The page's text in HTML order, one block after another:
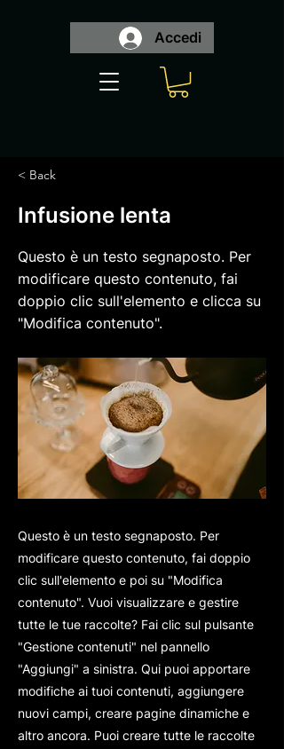
Accedi
< Back
Infusione lenta
Questo è un testo segnaposto. Per
modificare questo contenuto, fai
doppio clic sull'elemento e clicca su
"Modifica contenuto".
Questo è un testo segnaposto. Per
modificare questo contenuto, fai doppio
clic sull'elemento e poi su "Modifica
contenuto". Vuoi visualizzare e gestire
tutte le tue raccolte? Fai clic sul pulsante
"Gestione contenuti" nel pannello
"Aggiungi" a sinistra. Qui puoi apportare
modifiche ai tuoi contenuti, aggiungere
nuovi campi, creare pagine dinamiche e
altro ancora. Puoi creare tutte le raccolte